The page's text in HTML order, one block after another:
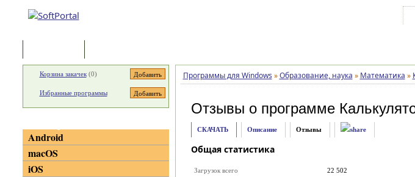
Программы для Windows » Образование, наука » Математика »
Отзывы о программе
СКАЧАТЬ Описание Отзывы
Общая статистика
Загрузок всего
22 502
Корзина закачек(0)
Избранные программы
Android
macOS
iOS